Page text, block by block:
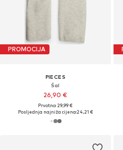
PROMOCIJA
PIECES
Šal
26,90 €
Prvotno: 29,99 €
Posljednja najniža cijena:24,21 €